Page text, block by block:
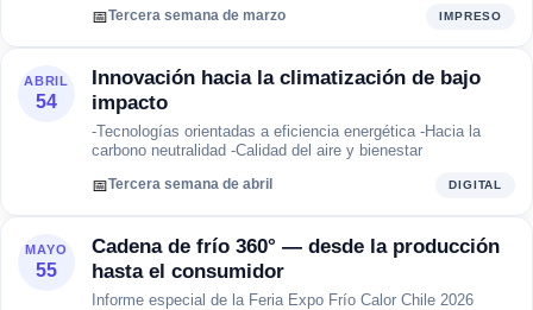
📅Tercera semana de marzo IMPRESO
ABRIL
54
Innovación hacia la climatización de bajo
impacto
-Tecnologías orientadas a eficiencia energética -Hacia la
carbono neutralidad -Calidad del aire y bienestar
📅Tercera semana de abril DIGITAL
MAYO
55
Cadena de frío 360° — desde la producción
hasta el consumidor
Informe especial de la Feria Expo Frío Calor Chile 2026